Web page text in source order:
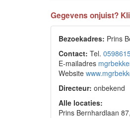
Gegevens onjuist?
Bezoekadres: Prins
Contact: Tel.
E-mailadres
Website
Directeur: onbekend
Alle locaties:
Prins Bernhardlaan